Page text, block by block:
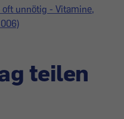
unnötig - Vitamine,
teilen